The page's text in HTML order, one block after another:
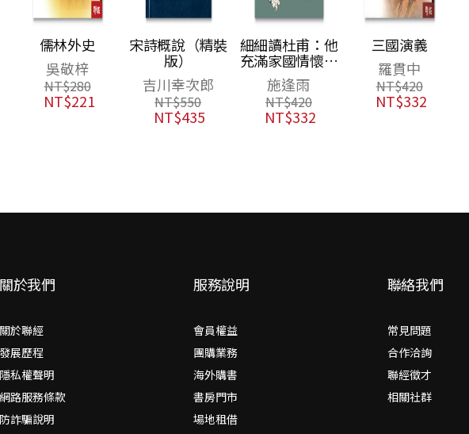
儒林外史
吳敬梓
NT$280
NT$221
宋詩概說（精裝
版）
吉川幸次郎
NT$550
NT$435
細細讀杜甫：他
充滿家國情懷的
生涯和詩歌
施逢雨
NT$420
NT$332
三國演義
羅貫中
NT$420
NT$332
於我們
於聯經
展歷程
私權聲明
路服務條款
詐騙說明
服務說明
會員權益
團購業務
海外購書
書房門市
場地租借
聯絡我們
常見問題
合作洽詢
聯經徵才
相關社群